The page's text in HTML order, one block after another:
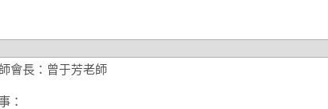
會長：曾于芳老師
：